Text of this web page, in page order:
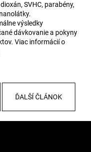
SVHC, parabény,
výsledky
dávkovanie a pokyny
Viac informácií o
ĎALŠÍ ČLÁNOK